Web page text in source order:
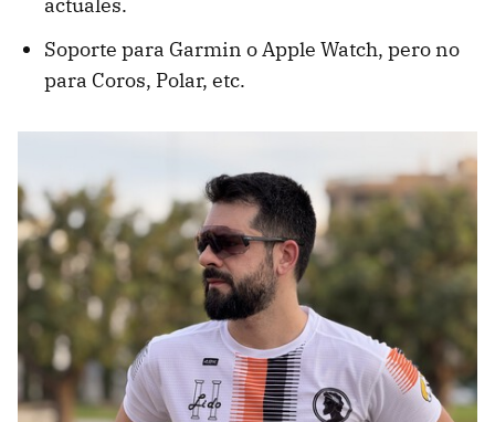
Soporte para Garmin o Apple Watch, pero no
para Coros, Polar, etc.